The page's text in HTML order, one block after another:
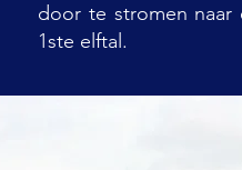
door te stromen naar
1ste elftal.